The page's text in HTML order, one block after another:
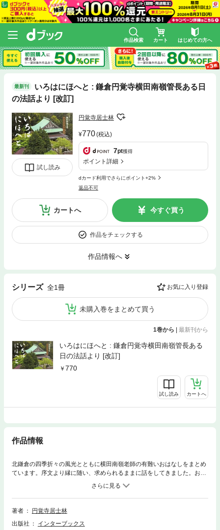
作品検索 カート はじめての方へ
最新刊
いろはにほへと : 鎌倉円覚寺横田南嶺管長ある日
の法話より [改訂]
試し読み
円覚寺居士林
770(税込)
7pt獲得
ポイント詳細
dカード利用でさらにポイント+2%
返品不可
カートへ 今すぐ買う
作品をチェックする
作品情報へ
シリーズ 全1冊 お気に入り登録
未購入巻をまとめて買う
1巻から 最新刊から
いろはにほへと : 鎌倉円覚寺横田南嶺管長ある
日の法話より [改訂]
770
試し読み カートへ
作品情報
北鎌倉の四季折々の風光とともに横田南嶺老師の有難いおはなしをまとめ
ています。序文より縁に随い、求められるままに話をしてきました。およ
そその場その場で思いつくままに話したものがほとんどです。聴衆も一般
の方々や、専門の修行僧達であったりさまざまです。そんな「閑言語」
を、書きとめてくれたらしく、この度一本となりました。 長い法話や提唱
の中の一部分を取りあげて文章にしていますので、時には誤解をうむよう
一時でもさわやかな気持ちになってもらえば、それで十分です。（横田 南
著者
円覚寺居士林
出版社
インターブックス